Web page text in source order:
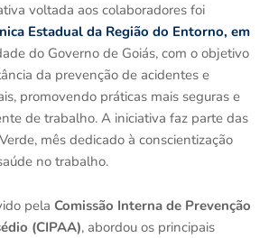
voltada aos colaboradores foi
Estadual da Região do Entorno, em
do Governo de Goiás, com o objetivo
da prevenção de acidentes e
promovendo práticas mais seguras e
de trabalho. A iniciativa faz parte das
mês dedicado à conscientização
no trabalho.
pela Comissão Interna de Prevenção
(CIPAA), abordou os principais